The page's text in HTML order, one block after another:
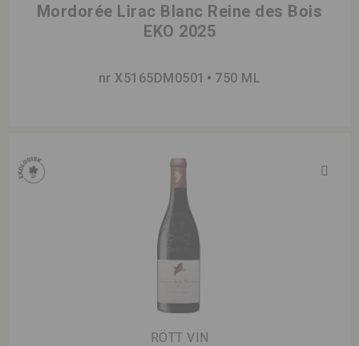
Mordorée Lirac Blanc Reine des Bois
EKO 2025
nr X5165DM0501 750 ML
RÖTT VIN